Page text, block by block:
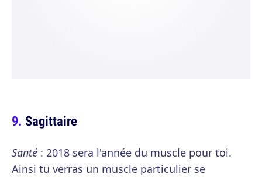
Sagittaire
Santé : 2018 sera l'année du muscle pour toi.
Ainsi tu verras un muscle particulier se